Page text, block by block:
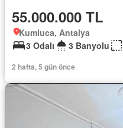
55.000.000 TL
Kumluca, Antalya
3 Odalı
3 Banyolu
2 hafta, 5 gün önce